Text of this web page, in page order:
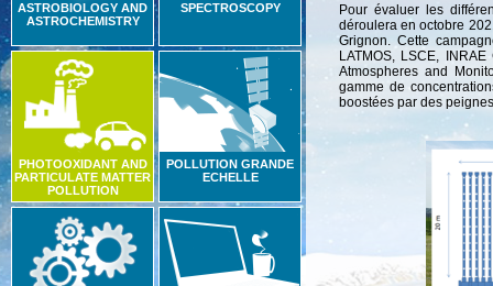
ASTROBIOLOGY AND
ASTROCHEMISTRY
SPECTROSCOPY
PHOTOOXIDANT AND
PARTICULATE MATTER
POLLUTION
POLLUTION GRANDE
ECHELLE
Pour évaluer les
déroulera en octobre
Grignon. Cette
LATMOS, LSCE,
Atmospheres and
gamme de
boostées par des